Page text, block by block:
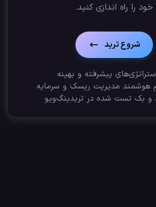
خود را راه اندازی کنید.
شروع ترید
پیشرفته و بهینه
هوشمند مدیریت ریسک و سرمایه
و بک تست شده در تریدینگ‌ویو